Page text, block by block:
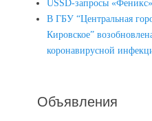
USSD-запросы
В ГБУ “Центральная
Кировское”
коронавирусной
Объявления